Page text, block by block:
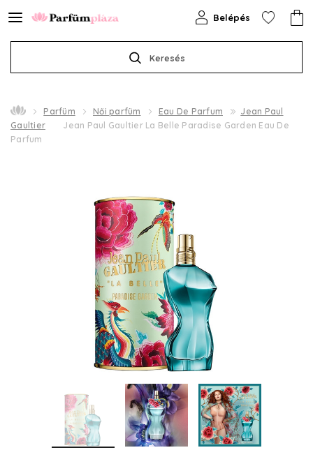
Keresés
Belépés
Parfüm Női parfüm Eau De Parfum
Jean Paul
Gaultier
Jean Paul Gaultier La Belle Paradise Garden Eau De
Parfum